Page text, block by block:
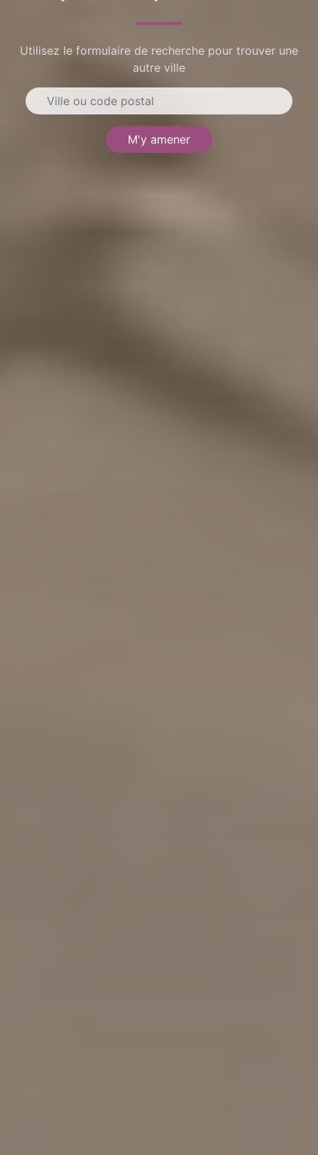
Utilisez le formulaire de recherche pour trouver une
autre ville
M'y amener